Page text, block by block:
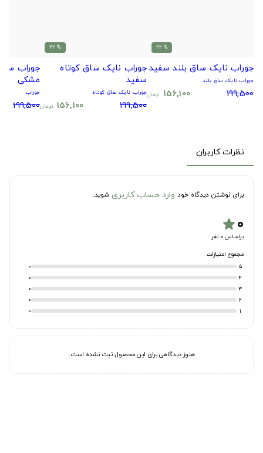
% 22
جوراب نایک ساق بلند سفید
جوراب نایک ساق بلند
199,500
156,100 تومان
% 22
جوراب نایک ساق کوتاه
سفید
جوراب نایک ساق کوتاه
199,500
156,100 تومان
جوراب
مشکی
جوراب
199,500
نظرات کاربران
برای نوشتن دیدگاه خود وارد حساب کاربری شوید.
۰star
براساس 0 نفر
مجموع امتیازات
5
0
4
0
3
0
2
0
1
0
هنوز دیدگاهی برای این محصول ثبت نشده است.